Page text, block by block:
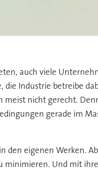
auch viele
die Industrie betreibe
nicht gerecht.
gerade im
den eigenen Werken.
minimieren. Und mit